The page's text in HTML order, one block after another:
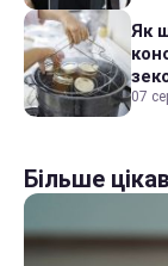
Як
07
Більше